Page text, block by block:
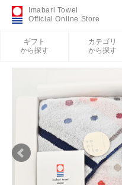
Imabari Towel
Official Online Store
ギフト
から探す
カテゴリ
から探す
ギフトから探す
カテゴリから探す
刺繍について